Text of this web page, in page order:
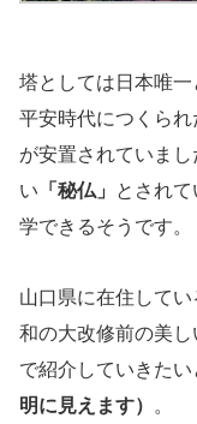
塔としては日本唯一
平安時代につくられ
が安置されていま
い 「秘仏」
とされ
学できるそうです。
山口県に在住して
和の大改修前の美
で紹介していきた
明に見えます）
。